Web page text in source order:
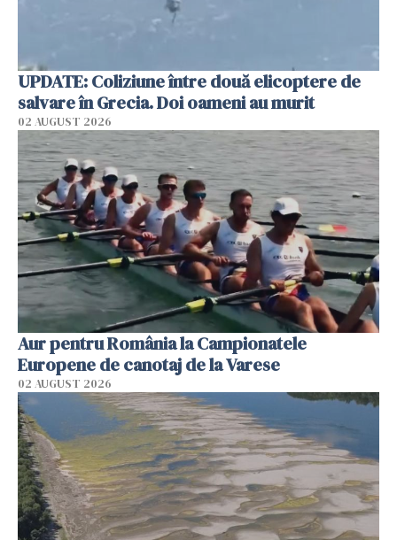
UPDATE: Coliziune între două elicoptere de
salvare în Grecia. Doi oameni au murit
02 AUGUST 2026
Aur pentru România la Campionatele
Europene de canotaj de la Varese
02 AUGUST 2026